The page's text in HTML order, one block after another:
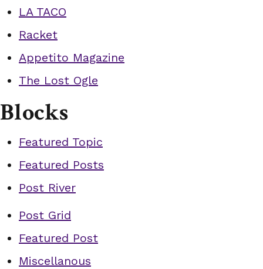
LA TACO
Racket
Appetito Magazine
The Lost Ogle
Blocks
Featured Topic
Featured Posts
Post River
Post Grid
Featured Post
Miscellanous